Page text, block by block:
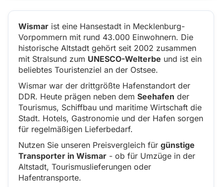
Wismar ist eine Hansestadt in Mecklenburg-
Vorpommern mit rund 43.000 Einwohnern. Die
historische Altstadt gehört seit 2002 zusammen
mit Stralsund zum UNESCO-Welterbe und ist ein
beliebtes Touristenziel an der Ostsee.
Wismar war der drittgrößte Hafenstandort der
DDR. Heute prägen neben dem Seehafen der
Tourismus, Schiffbau und maritime Wirtschaft die
Stadt. Hotels, Gastronomie und der Hafen sorgen
für regelmäßigen Lieferbedarf.
Nutzen Sie unseren Preisvergleich für günstige
Transporter in Wismar - ob für Umzüge in der
Altstadt, Tourismuslieferungen oder
Hafentransporte.